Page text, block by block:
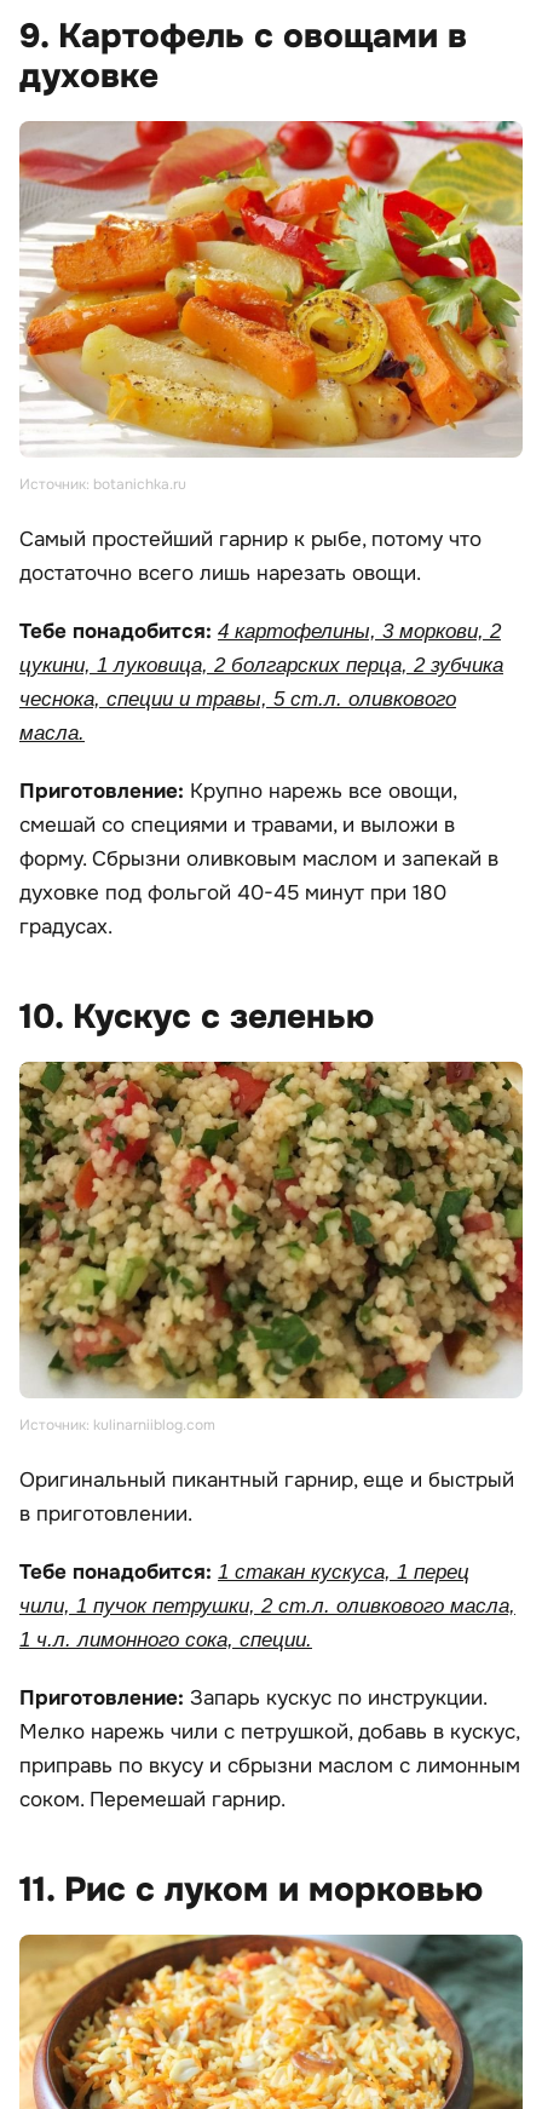
9. Картофель с овощами в
духовке
Источник: botanichka.ru
Самый простейший гарнир к рыбе, потому что
достаточно всего лишь нарезать овощи.
Тебе понадобится: 4 картофелины, 3 моркови, 2
цукини, 1 луковица, 2 болгарских перца, 2 зубчика
чеснока, специи и травы, 5 ст.л. оливкового
масла.
Приготовление: Крупно нарежь все овощи,
смешай со специями и травами, и выложи в
форму. Сбрызни оливковым маслом и запекай в
духовке под фольгой 40-45 минут при 180
градусах.
10. Кускус с зеленью
Источник: kulinarniiblog.com
Оригинальный пикантный гарнир, еще и быстрый
в приготовлении.
Тебе понадобится: 1 стакан кускуса, 1 перец
чили, 1 пучок петрушки, 2 ст.л. оливкового масла,
1 ч.л. лимонного сока, специи.
Приготовление: Запарь кускус по инструкции.
Мелко нарежь чили с петрушкой, добавь в кускус,
приправь по вкусу и сбрызни маслом с лимонным
соком. Перемешай гарнир.
11. Рис с луком и морковью